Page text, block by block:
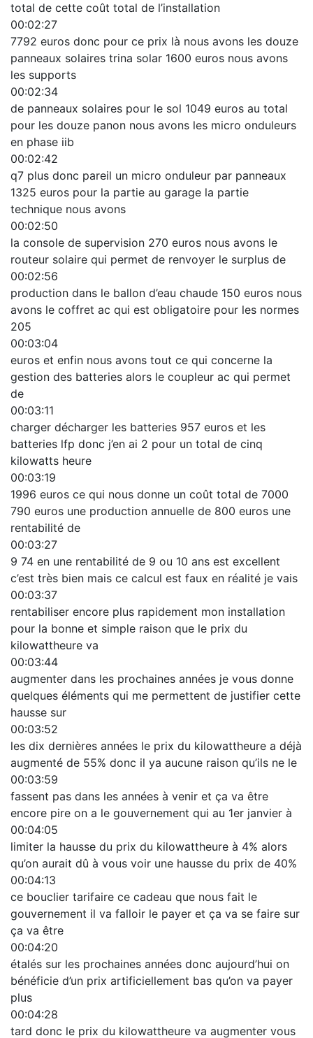
total de cette coût total de l’installation
00:02:27
7792 euros donc pour ce prix là nous avons les douze
panneaux solaires trina solar 1600 euros nous avons
les supports
00:02:34
de panneaux solaires pour le sol 1049 euros au total
pour les douze panon nous avons les micro onduleurs
en phase iib
00:02:42
q7 plus donc pareil un micro onduleur par panneaux
1325 euros pour la partie au garage la partie
technique nous avons
00:02:50
la console de supervision 270 euros nous avons le
routeur solaire qui permet de renvoyer le surplus de
00:02:56
production dans le ballon d’eau chaude 150 euros nous
avons le coffret ac qui est obligatoire pour les normes
205
00:03:04
euros et enfin nous avons tout ce qui concerne la
gestion des batteries alors le coupleur ac qui permet
de
00:03:11
charger décharger les batteries 957 euros et les
batteries lfp donc j’en ai 2 pour un total de cinq
kilowatts heure
00:03:19
1996 euros ce qui nous donne un coût total de 7000
790 euros une production annuelle de 800 euros une
rentabilité de
00:03:27
9 74 en une rentabilité de 9 ou 10 ans est excellent
c’est très bien mais ce calcul est faux en réalité je vais
00:03:37
rentabiliser encore plus rapidement mon installation
pour la bonne et simple raison que le prix du
kilowattheure va
00:03:44
augmenter dans les prochaines années je vous donne
quelques éléments qui me permettent de justifier cette
hausse sur
00:03:52
les dix dernières années le prix du kilowattheure a déjà
augmenté de 55% donc il ya aucune raison qu’ils ne le
00:03:59
fassent pas dans les années à venir et ça va être
encore pire on a le gouvernement qui au 1er janvier à
00:04:05
limiter la hausse du prix du kilowattheure à 4% alors
qu’on aurait dû à vous voir une hausse du prix de 40%
00:04:13
ce bouclier tarifaire ce cadeau que nous fait le
gouvernement il va falloir le payer et ça va se faire sur
ça va être
00:04:20
étalés sur les prochaines années donc aujourd’hui on
bénéficie d’un prix artificiellement bas qu’on va payer
plus
00:04:28
tard donc le prix du kilowattheure va augmenter vous